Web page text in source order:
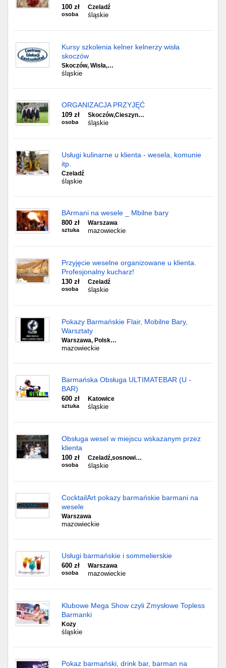
100 zł
osoba
Czeladź
śląskie
Kursy szkolenia kelner kelnerzy wisła
skoczów
Skoczów, Wisła,…
śląskie
ORGANIZACJA PRZYJĘĆ
109 zł
osoba
Skoczów,Cieszyn…
śląskie
Usługi kulinarne u klienta - wesela, komunie
itp.
Czeladź
śląskie
BArmani na wesele _ Mbilne bary
800 zł
sztuka
Warszawa
mazowieckie
Przyjęcie weselne organizowane u klienta.
Profesjonalny kucharz!
130 zł
osoba
Czeladź
śląskie
Pokazy Barmańskie Flair, Mobilne Bary,
Warsztaty
Warszawa, Polsk…
mazowieckie
Barmańska Obsługa ULTIMATEBAR (U -
BAR)
600 zł
sztuka
Katowice
śląskie
Obsługa wesel w miejscu wskazanym przez
klienta
100 zł
osoba
Czeladź,sosnowi…
śląskie
CocktailArt pokazy barmańskie barmani na
wesele
Warszawa
mazowieckie
Usługi barmańskie i sommelierskie
600 zł
osoba
Warszawa
mazowieckie
Klubowe Mega Show czyli Zmysłowe Topless
Barmanki
Kozy
śląskie
Pokaz barmański, drink bar, barman na